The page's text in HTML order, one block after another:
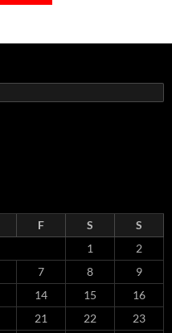
F S
S
1
2
7 8
9
14 15
16
21 22
23